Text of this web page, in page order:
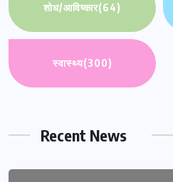
शोध/आविष्कार(64)
स्वास्थ्य(300)
Recent News